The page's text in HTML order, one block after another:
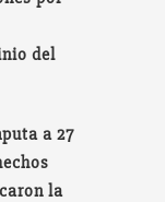
del
a 27
la